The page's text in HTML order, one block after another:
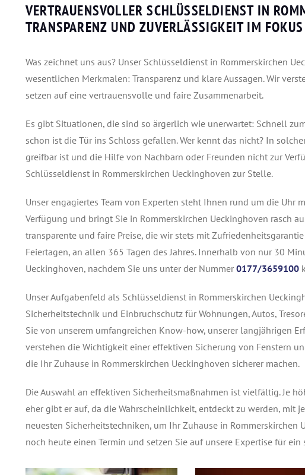
VERTRAUENSVOLLER SCHLÜSSELDIENST IN
TRANSPARENZ UND ZUVERLÄSSIGKEIT IM FOKUS
Was zeichnet uns aus? Unser Schlüsseldienst in Rommerskirchen
wesentlichen Merkmalen: Transparenz und klare Aussagen. Wir
setzen auf eine vertrauensvolle und faire Zusammenarbeit.
Es gibt Situationen, die sind so ärgerlich wie unerwartet: Schnell
schon ist die Tür ins Schloss gefallen. Wer kennt das nicht? In
greifbar ist und die Hilfe von Nachbarn oder Freunden nicht zur
Schlüsseldienst in Rommerskirchen Ueckinghoven zur Stelle.
Unser engagiertes Team von Experten steht Ihnen rund um die
Verfügung und bringt Sie in Rommerskirchen Ueckinghoven rasch
transparente und faire Preise, die wir stets mit
Feiertagen, an allen 365 Tagen des Jahres. Innerhalb von nur 30
Ueckinghoven, nachdem Sie uns unter der Nummer 0177/3659100
Unser Aufgabenfeld als Schlüsseldienst in Rommerskirchen
Sicherheitstechnik und Einbruchschutz für Wohnungen, Autos,
Sie von unserem umfangreichen Know-how, unserer langjährigen
verstehen die Wichtigkeit einer effektiven Sicherung von Fenstern
die Ihr Zuhause in Rommerskirchen Ueckinghoven sicherer machen.
Die Auswahl an effektiven Sicherheitsmaßnahmen ist vielfältig. Je
eher gibt er auf, da die Wahrscheinlichkeit, entdeckt zu werden, mit
neuesten Sicherheitstechniken, um Ihr Zuhause in Rommerskirchen
noch heute einen Termin und setzen Sie auf unsere Expertise für ein